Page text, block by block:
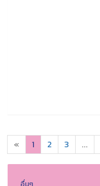
« 1 2 3 ...